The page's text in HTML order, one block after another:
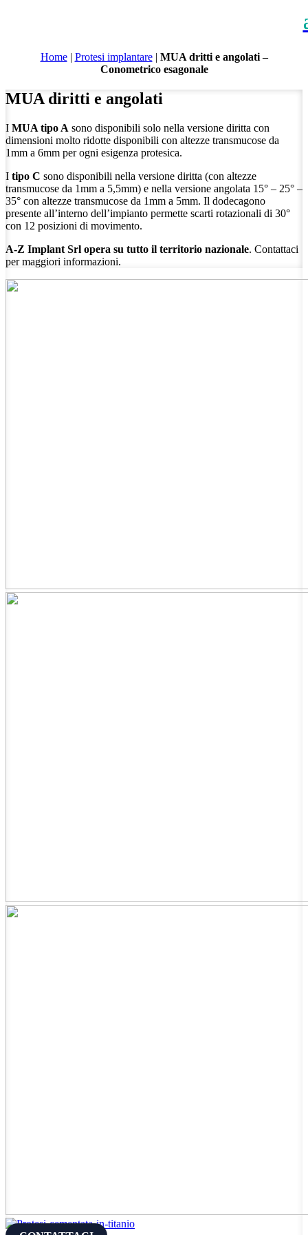
Home| Protesi implantare| MUA dritti e angolati –
Conometrico esagonale
MUA diritti e angolati
I MUA tipo A sono disponibili solo nella versione diritta con
dimensioni molto ridotte disponibili con altezze transmucose da
1mm a 6mm per ogni esigenza protesica.
I tipo C sono disponibili nella versione diritta (con altezze
transmucose da 1mm a 5,5mm) e nella versione angolata 15° – 25° –
35° con altezze transmucose da 1mm a 5mm. Il dodecagono
presente all’interno dell’impianto permette scarti rotazionali di 30°
con 12 posizioni di movimento.
A-Z Implant Srl opera su tutto il territorio nazionale. Contattaci
per maggiori informazioni.